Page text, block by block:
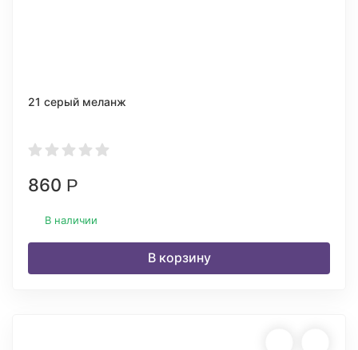
21 серый меланж
860 Р
В наличии
В корзину